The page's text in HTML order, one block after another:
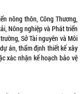
nông thôn, Công Thương,
Nông nghiệp và Phát triển
Sở Tài nguyên và Môi
án, thẩm định thiết kế xây
xác nhận kế hoạch bảo vệ